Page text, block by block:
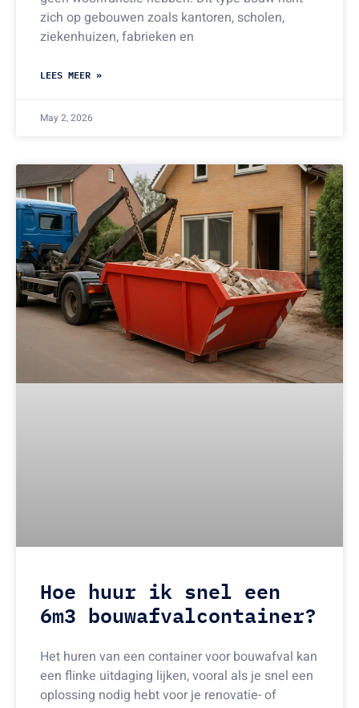
zich op gebouwen zoals kantoren, scholen,
ziekenhuizen, fabrieken en
LEES MEER »
May 2, 2026
Hoe huur ik snel een
6m3 bouwafvalcontainer?
Het huren van een container voor bouwafval kan
een flinke uitdaging lijken, vooral als je snel een
oplossing nodig hebt voor je renovatie- of